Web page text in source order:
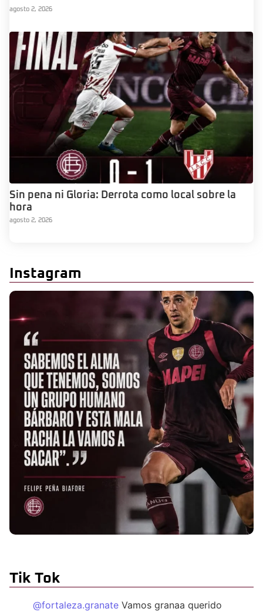
agosto 2, 2026
Sin pena ni Gloria: Derrota como local sobre la
hora
agosto 2, 2026
Instagram
Tik Tok
@fortaleza.granate Vamos granaa querido